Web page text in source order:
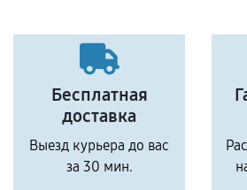
Бесплатная
доставка
Выезд курьера до вас
за 30 мин.